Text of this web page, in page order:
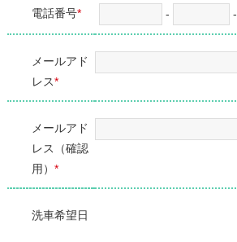
電話番号* - -
メールアド
レス*
メールアド
レス（確認
⽤） *
洗車希望日